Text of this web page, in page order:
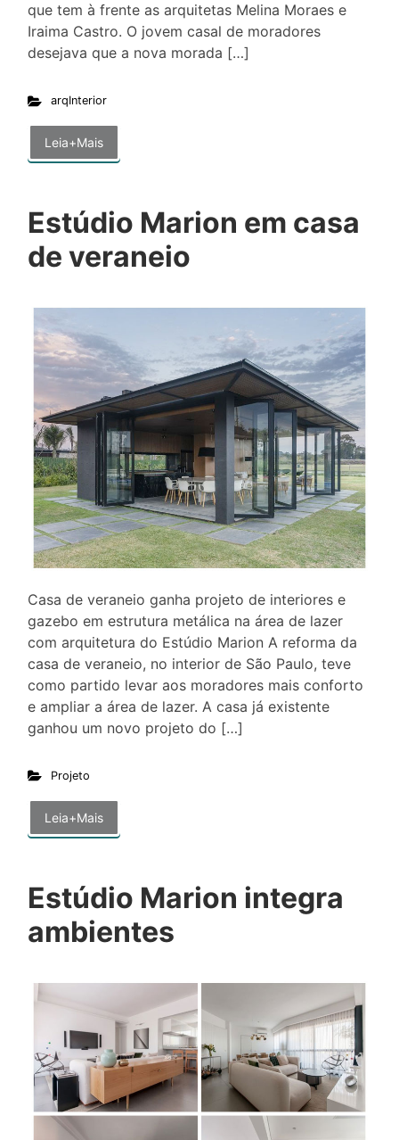
que tem à frente as arquitetas Melina Moraes e
Iraima Castro. O jovem casal de moradores
desejava que a nova morada […]
arqInterior
Leia+Mais
Estúdio Marion em casa
de veraneio
Casa de veraneio ganha projeto de interiores e
gazebo em estrutura metálica na área de lazer
com arquitetura do Estúdio Marion A reforma da
casa de veraneio, no interior de São Paulo, teve
como partido levar aos moradores mais conforto
e ampliar a área de lazer. A casa já existente
ganhou um novo projeto do […]
Projeto
Leia+Mais
Estúdio Marion integra
ambientes